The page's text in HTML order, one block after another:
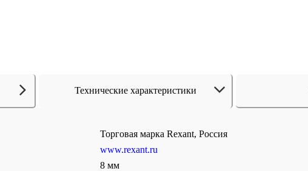
Технические характеристики
Торговая марка Rexant, Россия
www.rexant.ru
8 мм